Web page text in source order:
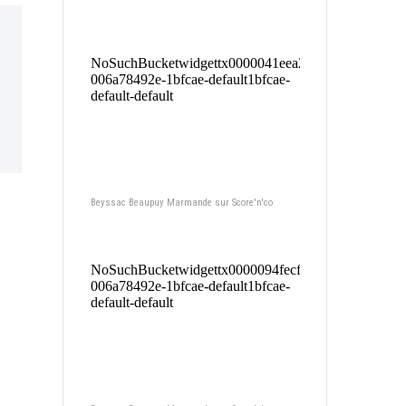
Beyssac Beaupuy Marmande sur Score'n'co